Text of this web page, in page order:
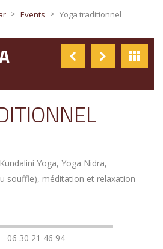
> Events > Yoga traditionnel
Yoga, Yoga Nidra,
souffle), méditation et relaxation
06 30 21 46 94